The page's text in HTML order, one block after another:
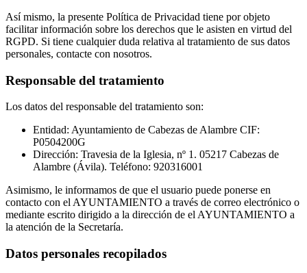
Así mismo, la presente Política de Privacidad tiene por objeto
facilitar información sobre los derechos que le asisten en virtud del
RGPD. Si tiene cualquier duda relativa al tratamiento de sus datos
personales, contacte con nosotros.
Responsable del tratamiento
Los datos del responsable del tratamiento son:
Entidad: Ayuntamiento de Cabezas de Alambre CIF:
P0504200G
Dirección: Travesia de la Iglesia, nº 1. 05217 Cabezas de
Alambre (Ávila). Teléfono: 920316001
Asimismo, le informamos de que el usuario puede ponerse en
contacto con el AYUNTAMIENTO a través de correo electrónico o
mediante escrito dirigido a la dirección de el AYUNTAMIENTO a
la atención de la Secretaría.
Datos personales recopilados